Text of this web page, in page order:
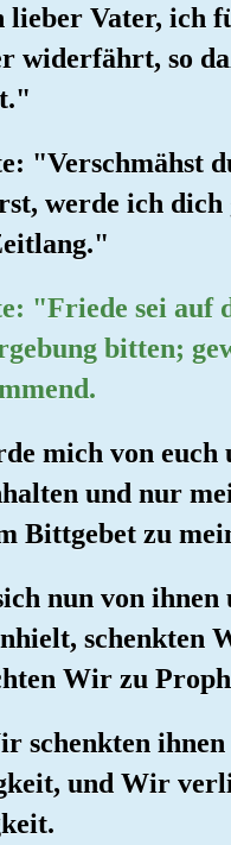
lieber Vater, ich
widerfährt, so
"Verschmähst
werde ich dich
"Friede sei
bitten;
mich von
und nur
Bittgebet zu
nun von
schenkten
Wir zu
schenkten
und Wir